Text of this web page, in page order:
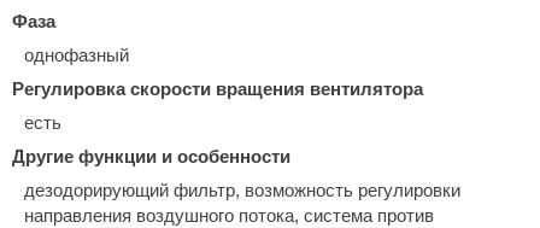
Фаза
однофазный
Регулировка скорости вращения вентилятора
есть
Другие функции и особенности
дезодорирующий фильтр, возможность регулировки
направления воздушного потока, система против